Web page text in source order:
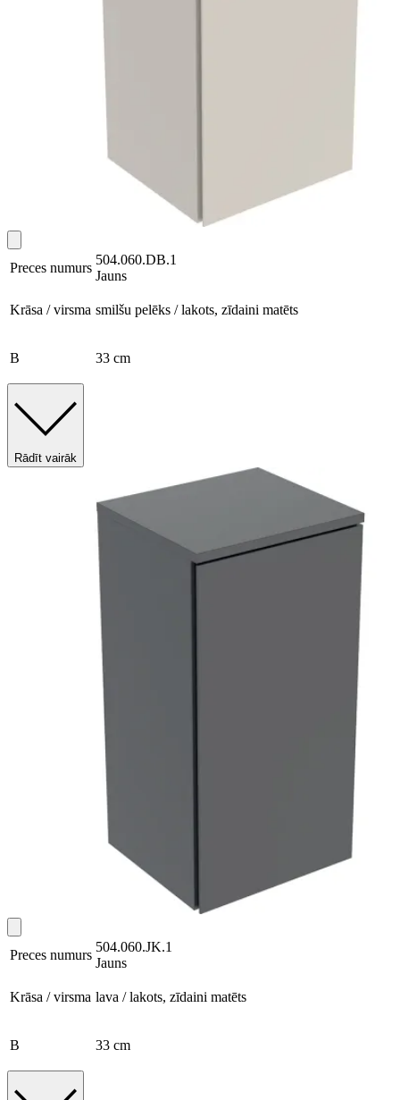
Preces numurs
504.060.DB.1
Jauns
Krāsa / virsma smilšu pelēks / lakots, zīdaini matēts
B 33 cm
Rādīt vairāk
Preces numurs
504.060.JK.1
Jauns
Krāsa / virsma lava / lakots, zīdaini matēts
B 33 cm